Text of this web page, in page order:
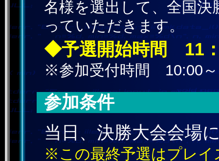
名様を選出して、全国
っていただきます。
◆予選開始時間 11
※参加受付時間 10:00～
参加条件
当日、決勝大会会場
※この最終予選はプレイ